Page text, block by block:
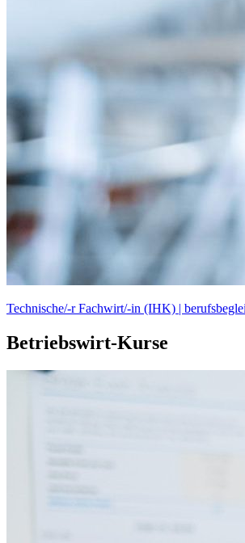
Technische/-r Fachwirt/-in (IHK) |
Betriebswirt-Kurse